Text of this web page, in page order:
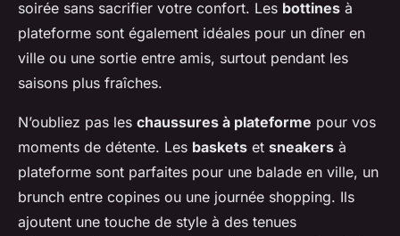
soirée sans sacrifier votre confort. Les bottines à
plateforme sont également idéales pour un dîner en
ville ou une sortie entre amis, surtout pendant les
saisons plus fraîches.
N’oubliez pas les chaussures à plateforme pour vos
moments de détente. Les baskets et sneakers à
plateforme sont parfaites pour une balade en ville, un
brunch entre copines ou une journée shopping. Ils
ajoutent une touche de style à des tenues